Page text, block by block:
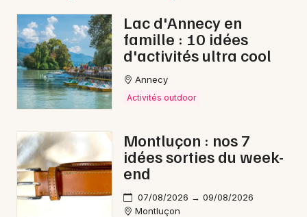
Lac d'Annecy en
famille : 10 idées
d'activités ultra cool
Annecy
Activités outdoor
Montluçon : nos 7
idées sorties du week-
end
07/08/2026 → 09/08/2026
Montluçon